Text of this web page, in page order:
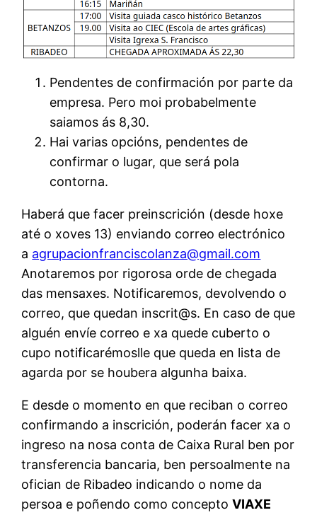
Pendentes de confirmación por parte da
empresa. Pero moi probabelmente
saiamos ás 8,30.
Hai varias opcións, pendentes de
confirmar o lugar, que será pola
contorna.
Haberá que facer preinscrición (desde hoxe
até o xoves 13) enviando correo electrónico
a agrupacionfranciscolanza@gmail.com
Anotaremos por rigorosa orde de chegada
das mensaxes. Notificaremos, devolvendo o
correo, que quedan inscrit@s. En caso de que
alguén envíe correo e xa quede cuberto o
cupo notificarémoslle que queda en lista de
agarda por se houbera algunha baixa.
E desde o momento en que reciban o correo
confirmando a inscrición, poderán facer xa o
ingreso na nosa conta de Caixa Rural ben por
transferencia bancaria, ben persoalmente na
ofician de Ribadeo indicando o nome da
persoa e poñendo como conceptoVIAXE